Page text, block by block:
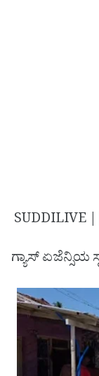
SUDDILIVE
ಗ್ಯಾಸ್ ಏಜೆನ್ಸಿಯ